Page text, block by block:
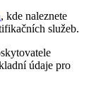
, kde naleznete
služeb.
údaje pro